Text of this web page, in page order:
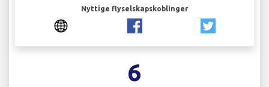
Nyttige flyselskapskoblinger
6